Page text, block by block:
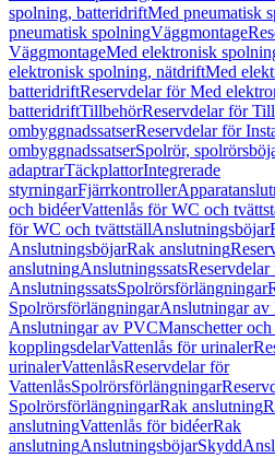
spolning, batteridriftMed pneumatisk
pneumatisk spolningVäggmontage
VäggmontageMed elektronisk
elektronisk spolning, nätdriftMed
batteridriftReservdelar för Med
batteridriftTillbehörReservdelar för
ombyggnadssatserReservdelar för
ombyggnadssatserSpolrör,
adaptrarTäckplattorIntegrerade
styrningarFjärrkontroller
och bidéerVattenlås för WC och
för WC och tvättställAnslutningsböjar
AnslutningsböjarRak anslutning
anslutningAnslutningssatsReservdelar
AnslutningssatsSpolrörsförlängningar
SpolrörsförlängningarAnslutningar av
Anslutningar av PVCManschetter
kopplingsdelarVattenlås för urinaler
urinalerVattenlåsReservdelar för
VattenlåsSpolrörsförlängningar
SpolrörsförlängningarRak anslutning
anslutningVattenlås för bidéerRak
anslutningAnslutningsböjarSkydd